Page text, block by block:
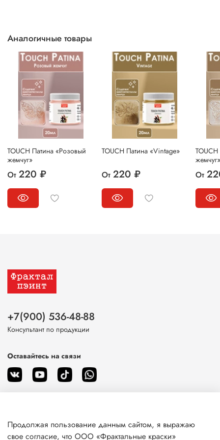
Аналогичные товары
TOUCH Патина «Розовый
жемчуг»
От 220 ₽
TOUCH Патина «Vintage»
От 220 ₽
жемчуг»
От
О магазине
+7(900) 536-48-88
Консультант по продукции
Оставайтесь на связи
Продолжая пользование данным сайтом, я выражаю
свое согласие, что ООО «Фрактальные краски»